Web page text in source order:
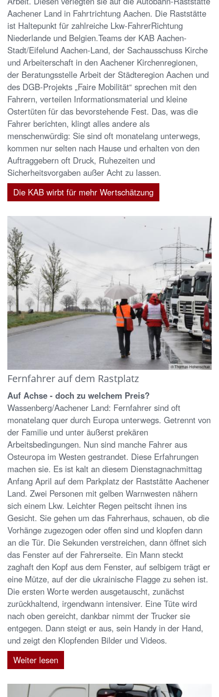
Aachener Land in Fahrtrichtung Aachen. Die Raststätte
ist Haltepunkt für zahlreiche Lkw-FahrerRichtung
Niederlande und Belgien.Teams der KAB Aachen-
Stadt/Eifelund Aachen-Land, der Sachausschuss Kirche
und Arbeiterschaft in den Aachener Kirchenregionen,
der Beratungsstelle Arbeit der Städteregion Aachen und
des DGB-Projekts „Faire Mobilität“ sprechen mit den
Fahrern, verteilen Informationsmaterial und kleine
Ostertüten für das bevorstehende Fest. Das, was die
Fahrer berichten, klingt alles andere als
menschenwürdig: Sie sind oft monatelang unterwegs,
kommen nur selten nach Hause und erhalten von den
Auftraggebern oft Druck, Ruhezeiten und
Sicherheitsvorgaben außer Acht zu lassen.
Die KAB wirbt für mehr Wertschätzung
© Thomas Hohenschue
Fernfahrer auf dem Rastplatz
Auf Achse - doch zu welchem Preis?
Wassenberg/Aachener Land: Fernfahrer sind oft
monatelang quer durch Europa unterwegs. Getrennt von
der Familie und unter äußerst prekären
Arbeitsbedingungen. Nun sind manche Fahrer aus
Osteuropa im Westen gestrandet. Diese Erfahrungen
machen sie. Es ist kalt an diesem Dienstagnachmittag
Anfang April auf dem Parkplatz der Raststätte Aachener
Land. Zwei Personen mit gelben Warnwesten nähern
sich einem Lkw. Leichter Regen peitscht ihnen ins
Gesicht. Sie gehen um das Fahrerhaus, schauen, ob die
Vorhänge zugezogen oder offen sind und klopfen dann
an die Tür. Die Sekunden verstreichen, dann öffnet sich
das Fenster auf der Fahrerseite. Ein Mann steckt
zaghaft den Kopf aus dem Fenster, auf selbigem trägt er
eine Mütze, auf der die ukrainische Flagge zu sehen ist.
Die ersten Worte werden ausgetauscht, zunächst
zurückhaltend, irgendwann intensiver. Eine Tüte wird
nach oben gereicht, dankbar nimmt der Trucker sie
entgegen. Dann steigt er aus, sein Handy in der Hand,
und zeigt den Klopfenden Bilder und Videos.
Weiter lesen